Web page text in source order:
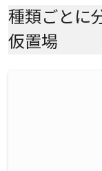
種類ごとに
仮置場